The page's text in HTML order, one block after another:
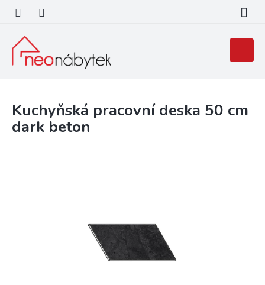
obsah
košík
Kuchyňská pracovní deska 50 cm
dark beton